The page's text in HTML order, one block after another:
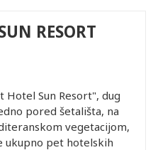
RESORT
Sun Resort", dug
pored šetališta, na
vegetacijom,
ukupno pet hotelskih